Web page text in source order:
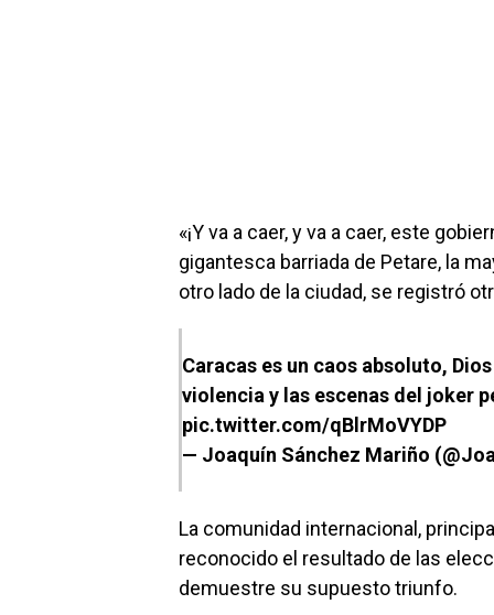
«¡Y va a caer, y va a caer, este
gigantesca barriada de Petare, la
otro lado de la ciudad, se registró
Caracas es un caos absoluto,
violencia y las escenas del joker
pic.twitter.com/qBlrMoVYDP
— Joaquín Sánchez Mariño
La comunidad internacional,
reconocido el resultado de las
demuestre su supuesto triunfo.